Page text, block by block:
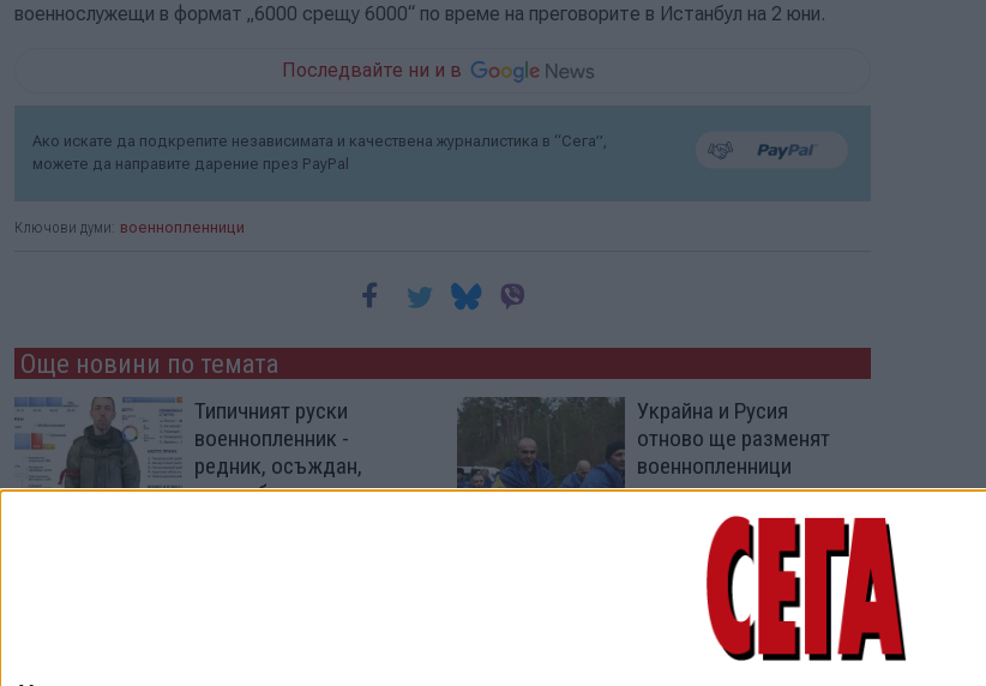
военнослужещи в формат „6000 срещу 6000“ по време на преговорите в Истанбул на 2 юни.
Последвайте ни и в
Ако искате да подкрепите независимата и качествена журналистика в “Сега”,
можете да направите дарение през PayPal
Ключови думи: военнопленници
Още новини по темата
Типичният руски
военнопленник -
редник, осъждан,
тежко болен
Украйна и Русия
отново ще разменят
военнопленници
16 Ноем. 2025
Украйна и Русия
размениха по 95
пленници с помощта на